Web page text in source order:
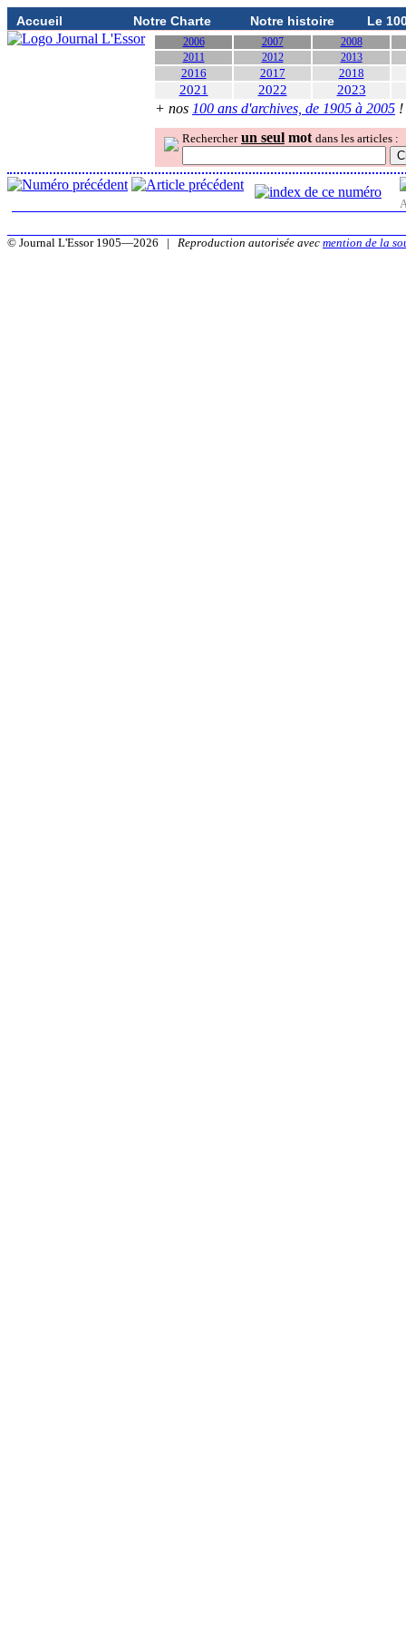
Accueil Notre Charte Notre histoire Le
2006 2007
2008
2011
2012 2013
2016 2017 2018
2021 2022 2023
+ nos 100 ans d'archives, de 1905 à 2005 !
Rechercher un seul mot dans les articles :
© Journal L'Essor 1905—2026 | Reproduction autorisée avec mention de la